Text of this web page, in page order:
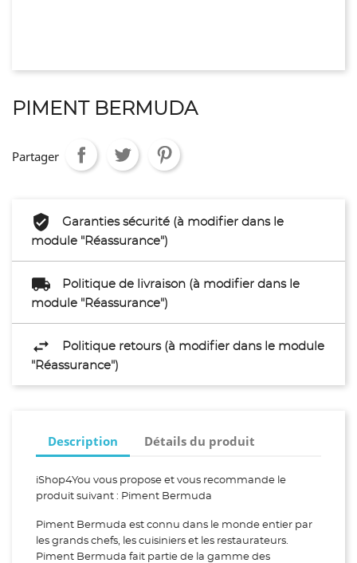
PIMENT BERMUDA
Partager
Garanties sécurité (à modifier dans le
module "Réassurance")
Politique de livraison (à modifier dans le
module "Réassurance")
Politique retours (à modifier dans le module
"Réassurance")
Description Détails du produit
iShop4You vous propose et vous recommande le
produit suivant : Piment Bermuda
Piment Bermuda est connu dans le monde entier par
les grands chefs, les cuisiniers et les restaurateurs.
Piment Bermuda fait partie de la gamme des